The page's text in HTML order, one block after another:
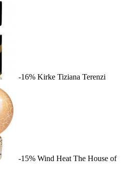
-16% Kirke Tiziana Terenzi
-15% Wind Heat The House of